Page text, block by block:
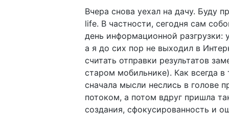
Вчера снова уехал на дачу. Буду
life. В частности, сегодня сам
день информационной разгрузки:
а я до сих пор не выходил в
считать отправки результатов
старом мобильнике). Как всегда в
сначала мысли неслись в голове
потоком, а потом вдруг пришла
создания, сфокусированность и